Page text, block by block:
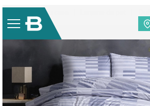
Textile pentru casa
NEW